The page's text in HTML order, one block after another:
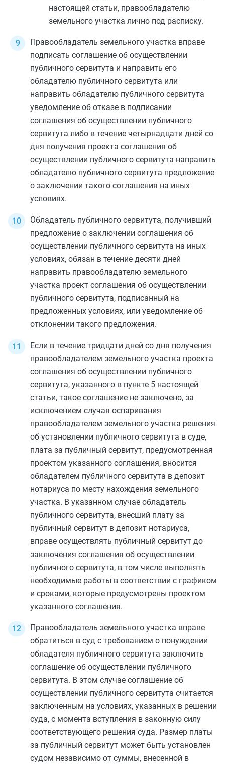
настоящей статьи, правообладателю
земельного участка лично под расписку.
Правообладатель земельного участка вправе
подписать соглашение об осуществлении
публичного сервитута и направить его
обладателю публичного сервитута или
направить обладателю публичного сервитута
уведомление об отказе в подписании
соглашения об осуществлении публичного
сервитута либо в течение четырнадцати дней со
дня получения проекта соглашения об
осуществлении публичного сервитута направить
обладателю публичного сервитута предложение
о заключении такого соглашения на иных
условиях.
Обладатель публичного сервитута, получивший
предложение о заключении соглашения об
осуществлении публичного сервитута на иных
условиях, обязан в течение десяти дней
направить правообладателю земельного
участка проект соглашения об осуществлении
публичного сервитута, подписанный на
предложенных условиях, или уведомление об
отклонении такого предложения.
Если в течение тридцати дней со дня получения
правообладателем земельного участка проекта
соглашения об осуществлении публичного
сервитута, указанного в пункте 5 настоящей
статьи, такое соглашение не заключено, за
исключением случая оспаривания
правообладателем земельного участка решения
об установлении публичного сервитута в суде,
плата за публичный сервитут, предусмотренная
проектом указанного соглашения, вносится
обладателем публичного сервитута в депозит
нотариуса по месту нахождения земельного
участка. В указанном случае обладатель
публичного сервитута, внесший плату за
публичный сервитут в депозит нотариуса,
вправе осуществлять публичный сервитут до
заключения соглашения об осуществлении
публичного сервитута, в том числе выполнять
необходимые работы в соответствии с графиком
и сроками, которые предусмотрены проектом
указанного соглашения.
Правообладатель земельного участка вправе
обратиться в суд с требованием о понуждении
обладателя публичного сервитута заключить
соглашение об осуществлении публичного
сервитута. В этом случае соглашение об
осуществлении публичного сервитута считается
заключенным на условиях, указанных в решении
суда, с момента вступления в законную силу
соответствующего решения суда. Размер платы
за публичный сервитут может быть установлен
судом независимо от суммы, внесенной в